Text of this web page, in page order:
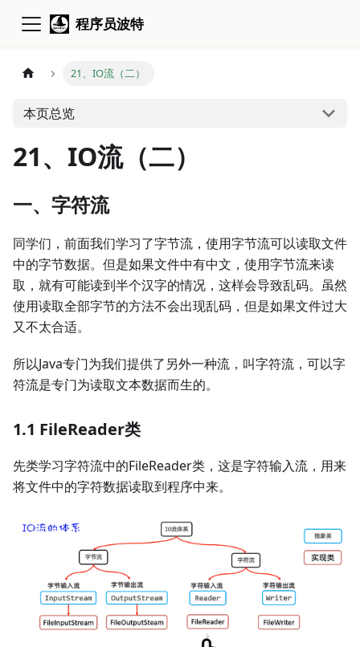
程序员波特
21、IO流（二）
本页总览
21、IO流（二）
一、字符流
同学们，前面我们学习了字节流，使用字节流可以读取文件
中的字节数据。但是如果文件中有中文，使用字节流来读
取，就有可能读到半个汉字的情况，这样会导致乱码。虽然
使用读取全部字节的方法不会出现乱码，但是如果文件过大
又不太合适。
所以Java专门为我们提供了另外一种流，叫字符流，可以字
符流是专门为读取文本数据而生的。
1.1 FileReader类
先类学习字符流中的FileReader类，这是字符输入流，用来
将文件中的字符数据读取到程序中来。